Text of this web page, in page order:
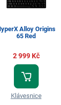
Alloy Origins
65 Red
2 999 Kč
Klávesnice